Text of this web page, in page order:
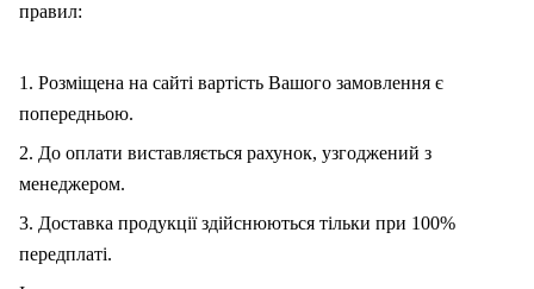
правил:
1. Розміщена на сайті вартість Вашого замовлення є
попередньою.
2. До оплати виставляється рахунок, узгоджений з
менеджером.
3. Доставка продукції здійснюються тільки при 100%
передплаті.